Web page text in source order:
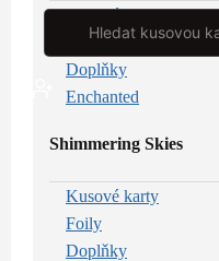
SearchKusové karty
Foily
Doplňky
Enchanted
Shimmering Skies
Kusové karty
Foily
Doplňky